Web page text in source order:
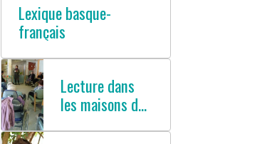
Lexique basque-
français
Lecture dans
les maisons de